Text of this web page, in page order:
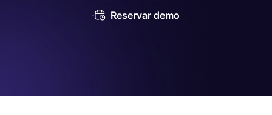
Reservar demo